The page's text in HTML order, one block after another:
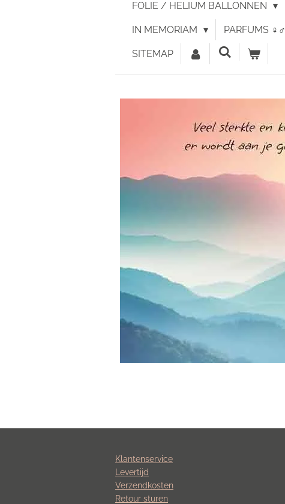
FOLIE / HELIUM BALLONNEN
IN MEMORIAM PARFUMS ♀︎♂︎
SITEMAP
Klantenservice
Levertijd
Verzendkosten
Retour sturen